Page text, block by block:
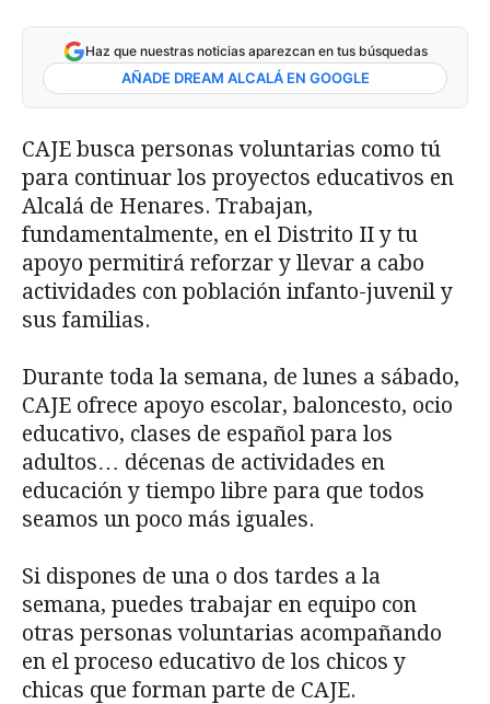
Haz que nuestras noticias aparezcan en tus búsquedas
AÑADE DREAM ALCALÁ EN GOOGLE
CAJE busca personas voluntarias como tú
para continuar los proyectos educativos en
Alcalá de Henares. Trabajan,
fundamentalmente, en el Distrito II y tu
apoyo permitirá reforzar y llevar a cabo
actividades con población infanto-juvenil y
sus familias.
Durante toda la semana, de lunes a sábado,
CAJE ofrece apoyo escolar, baloncesto, ocio
educativo, clases de español para los
adultos… décenas de actividades en
educación y tiempo libre para que todos
seamos un poco más iguales.
Si dispones de una o dos tardes a la
semana, puedes trabajar en equipo con
otras personas voluntarias acompañando
en el proceso educativo de los chicos y
chicas que forman parte de CAJE.